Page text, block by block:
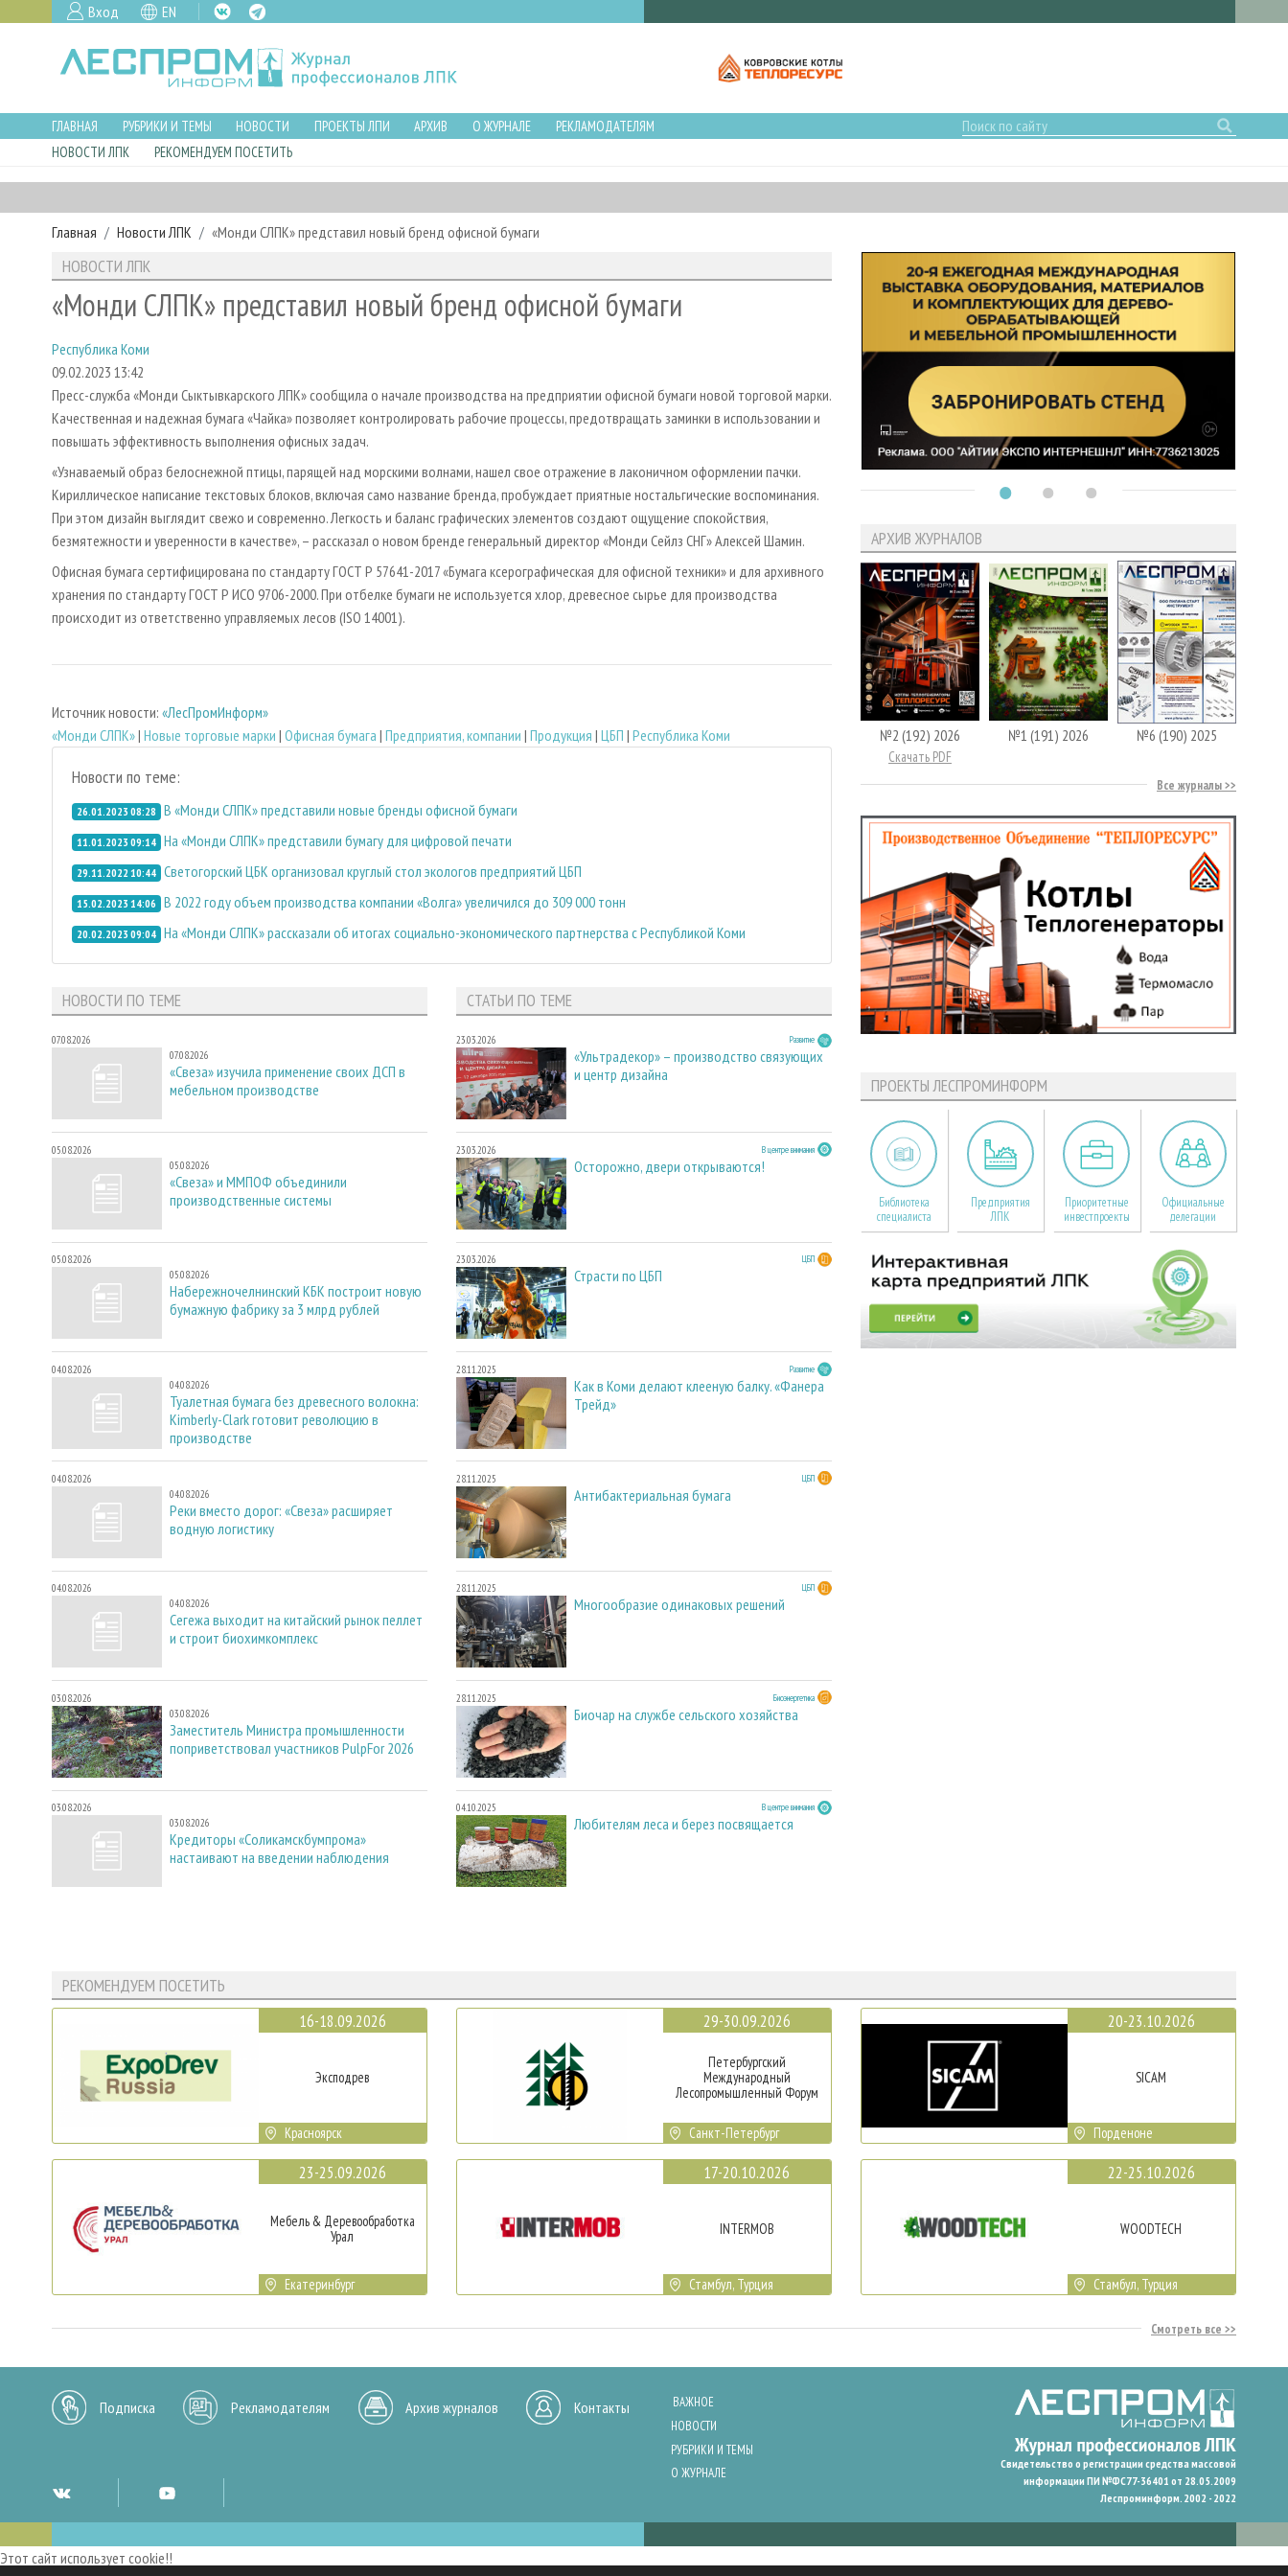
Вход EN
ГЛАВНАЯ РУБРИКИ И ТЕМЫ НОВОСТИ ПРОЕКТЫ ЛПИ АРХИВ О ЖУРНАЛЕ
РЕКЛАМОДАТЕЛЯМ
НОВОСТИ ЛПК
РЕКОМЕНДУЕМ ПОСЕТИТЬ
Главная Новости ЛПК «Монди СЛПК» представил новый бренд офисной бумаги
НОВОСТИ ЛПК
«Монди СЛПК» представил новый бренд офисной бумаги
Республика Коми
09.02.2023 13:42
Пресс-служба «Монди Сыктывкарского ЛПК» сообщила о начале производства на предприятии офисной бумаги новой торговой марки.
Качественная и надежная бумага «Чайка» позволяет контролировать рабочие процессы, предотвращать заминки в использовании и
повышать эффективность выполнения офисных задач.
«Узнаваемый образ белоснежной птицы, парящей над морскими волнами, нашел свое отражение в лаконичном оформлении пачки.
Кириллическое написание текстовых блоков, включая само название бренда, пробуждает приятные ностальгические воспоминания.
При этом дизайн выглядит свежо и современно. Легкость и баланс графических элементов создают ощущение спокойствия,
безмятежности и уверенности в качестве», – рассказал о новом бренде генеральный директор «Монди Сейлз СНГ» Алексей Шамин.
Офисная бумага сертифицирована по стандарту ГОСТ Р 57641-2017 «Бумага ксерографическая для офисной техники» и для архивного
хранения по стандарту ГОСТ Р ИСО 9706-2000. При отбелке бумаги не используется хлор, древесное сырье для производства
происходит из ответственно управляемых лесов (ISO 14001).
Источник новости: «ЛесПромИнформ»
«Монди СЛПК»| Новые торговые марки | Офисная бумага | Предприятия, компании | Продукция | ЦБП | Республика Коми
Новости по теме:
26.01.2023 08:28 В «Монди СЛПК» представили новые бренды офисной бумаги
11.01.2023 09:14 На «Монди СЛПК» представили бумагу для цифровой печати
29.11.2022 10:44 Светогорский ЦБК организовал круглый стол экологов предприятий ЦБП
15.02.2023 14:06 В 2022 году объем производства компании «Волга» увеличился до 309 000 тонн
20.02.2023 09:04 На «Монди СЛПК» рассказали об итогах социально-экономического партнерства с Республикой Коми
НОВОСТИ ПО ТЕМЕ
07.08.2026
07.08.2026
«Свеза» изучила применение своих ДСП в
мебельном производстве
05.08.2026
05.08.2026
«Свеза» и ММПОФ объединили
производственные системы
05.08.2026
05.08.2026
Набережночелнинский КБК построит новую
бумажную фабрику за 3 млрд рублей
04.08.2026
04.08.2026
Туалетная бумага без древесного волокна:
Kimberly-Clark готовит революцию в
производстве
04.08.2026
04.08.2026
Реки вместо дорог: «Свеза» расширяет
водную логистику
04.08.2026
04.08.2026
Сегежа выходит на китайский рынок пеллет
и строит биохимкомплекс
03.08.2026
03.08.2026
Заместитель Министра промышленности
поприветствовал участников PulpFor 2026
03.08.2026
03.08.2026
Кредиторы «Соликамскбумпрома»
настаивают на введении наблюдения
СТАТЬИ ПО ТЕМЕ
23.03.2026 Развитие
«Ультрадекор» – производство связующих
и центр дизайна
23.03.2026 В центре внимания
Осторожно, двери открываются!
23.03.2026 ЦБП
Страсти по ЦБП
28.11.2025 Развитие
Как в Коми делают клееную балку. «Фанера
Трейд»
28.11.2025 ЦБП
Антибактериальная бумага
28.11.2025 ЦБП
Многообразие одинаковых решений
28.11.2025 Биоэнергетика
Биочар на службе сельского хозяйства
04.10.2025 В центре внимания
Любителям леса и берез посвящается
АРХИВ ЖУРНАЛОВ
№2 (192) 2026
Скачать PDF
№1 (191) 2026 №6 (190) 2025
Все журналы
ПРОЕКТЫ ЛЕСПРОМИНФОРМ
Библиотека
специалиста
Предприятия
ЛПК
Приоритетные
инвестпроекты
Официальные
делегации
РЕКОМЕНДУЕМ ПОСЕТИТЬ
16-18.09.2026
Эксподрев
Красноярск
23-25.09.2026
Мебель & Деревообработка
Урал
Екатеринбург
29-30.09.2026
Петербургский
Международный
Лесопромышленный Форум
Санкт-Петербург
17-20.10.2026
INTERMOB
Стамбул, Турция
20-23.10.2026
SICAM
Порденоне
22-25.10.2026
WOODTECH
Стамбул, Турция
Смотреть все
Подписка Рекламодателям Архив журналов Контакты
ВАЖНОЕ
НОВОСТИ
РУБРИКИ И ТЕМЫ
О ЖУРНАЛЕ
Свидетельство о регистрации средства массовой
информации ПИ №ФС77-36401 от 28.05.2009
Леспроминформ. 2002 - 2022
Этот сайт использует cookie!!